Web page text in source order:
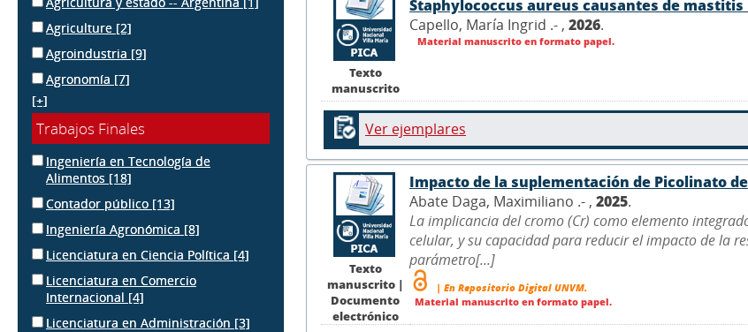
Agriculture [2]
Agroindustria [9]
Agronomía [7]
[+]
Trabajos Finales
Ingeniería en Tecnología de
Alimentos [18]
Contador público [13]
Ingeniería Agronómica [8]
Licenciatura en Ciencia Política [4]
Licenciatura en Comercio
Internacional [4]
Licenciatura en Administración [3]
Texto
manuscrito
Staphylococcus aureus causantes de mastitis
Capello, María Ingrid .- , 2026.
Material manuscrito en formato papel.
Ver ejemplares
Texto
manuscrito |
Documento
electrónico
Impacto de la suplementación de Picolinato
Abate Daga, Maximiliano .- , 2025.
La implicancia del cromo (Cr) como elemento
celular, y su capacidad para reducir el impacto de la
parámetro[...]
| En Repositorio Digital UNVM.
Material manuscrito en formato papel.